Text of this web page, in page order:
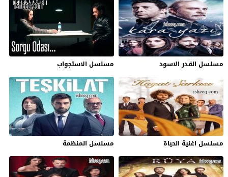
مسلسل القدر الاسود مسلسل الاستجواب
مسلسل اغنية الحياة مسلسل المنظمة